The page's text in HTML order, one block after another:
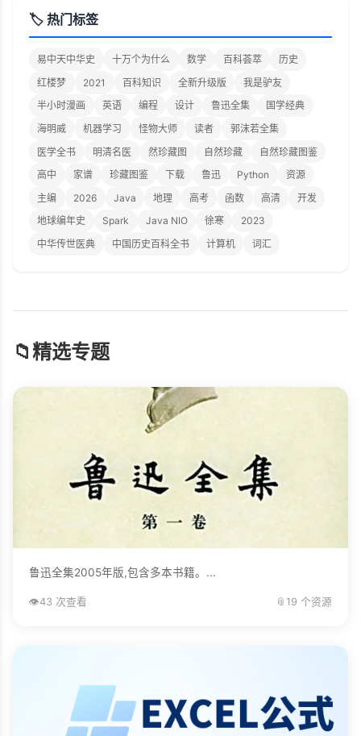
🏷️ 热门标签
易中天中华史 十万个为什么 数学 百科荟萃
历史
红楼梦
2021 百科知识 全新升级版
我是驴友
半小时漫画
英语 编程 设计 鲁迅全集
国学经典
海明威
机器学习 怪物大师 读者
郭沫若全集
医学全书
明清名医 然珍藏图 自然珍藏
自然珍藏图鉴
高中
家谱 珍藏图鉴 下载 鲁迅 Python
资源
主编
2026 Java 地理 高考 函数 高清
开发
地球编年史
Spark Java NIO 徐寒
2023
中华传世医典
中国历史百科全书 计算机 词汇
📁精选专题
鲁迅全集2005年版,包含多本书籍。...
👁️43 次查看 📎 19 个资源